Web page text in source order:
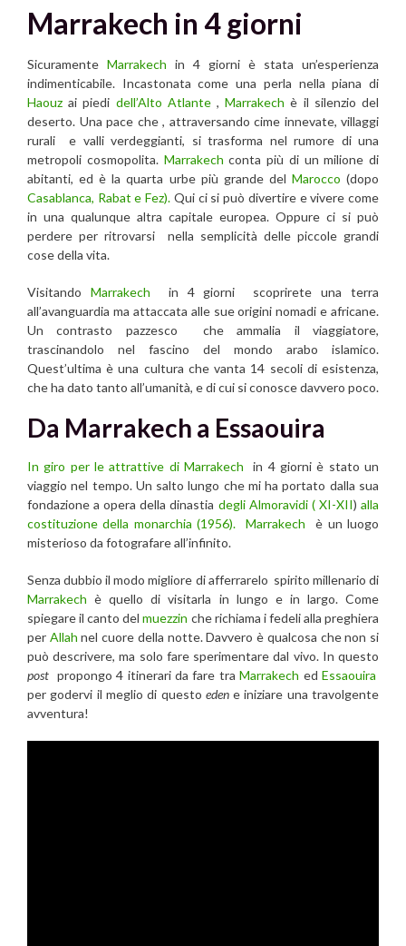
Marrakech in 4 giorni
Sicuramente Marrakech in 4 giorni è stata un’esperienza
indimenticabile. Incastonata come una perla nella piana di
Haouz ai piedi dell’Alto Atlante,Marrakech è il silenzio del
deserto. Una pace che , attraversando cime innevate, villaggi
rurali e valli verdeggianti, si trasforma nel rumore di una
metropoli cosmopolita. Marrakech conta più di un milione di
abitanti, ed è la quarta urbe più grande del Marocco (dopo
Casablanca, Rabat e Fez). Qui ci si può divertire e vivere come
in una qualunque altra capitale europea. Oppure ci si può
perdere per ritrovarsi nella semplicità delle piccole grandi
cose della vita.
Visitando Marrakech in 4 giorni scoprirete una terra
all’avanguardia ma attaccata alle sue origini nomadi e africane.
Un contrasto pazzesco che ammalia il viaggiatore,
trascinandolo nel fascino del mondo arabo islamico.
Quest’ultima è una cultura che vanta 14 secoli di esistenza,
che ha dato tanto all’umanità, e di cui si conosce davvero poco.
Da Marrakech a Essaouira
In giro per le attrattive di Marrakech in 4 giorni è stato un
viaggio nel tempo. Un salto lungo che mi ha portato dalla sua
fondazione a opera della dinastia degli Almoravidi ( XI-XII)alla
costituzione della monarchia (1956).
Marrakech è un luogo
misterioso da fotografare all’infinito.
Senza dubbio il modo migliore di afferrarelo spirito millenario di
Marrakech è quello di visitarla in lungo e in largo. Come
spiegare il canto delmuezzin che richiama i fedeli alla preghiera
per Allah nel cuore della notte. Davvero è qualcosa che non si
può descrivere, ma solo fare sperimentare dal vivo. In questo
post propongo 4 itinerari da fare traMarrakech edEssaouira
per godervi il meglio di questo edene iniziare una travolgente
avventura!